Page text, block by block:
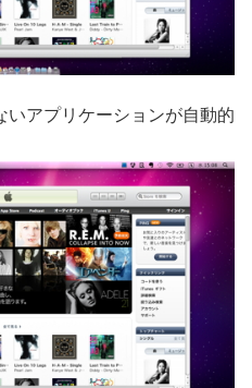
アプリケーションが自動的